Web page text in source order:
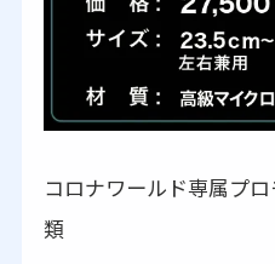
コロナワールド専属プ
類